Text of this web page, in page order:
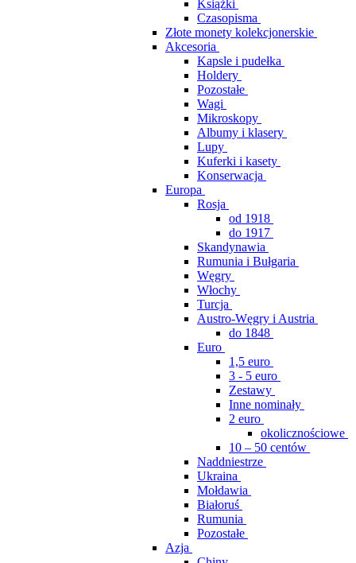
Książki
Czasopisma
Złote monety kolekcjonerskie
Akcesoria
Kapsle i pudełka
Holdery
Pozostałe
Wagi
Mikroskopy
Albumy i klasery
Lupy
Kuferki i kasety
Konserwacja
Europa
Rosja
od 1918
do 1917
Skandynawia
Rumunia i Bułgaria
Węgry
Włochy
Turcja
Austro-Węgry i Austria
do 1848
Euro
1,5 euro
3 - 5 euro
Zestawy
Inne nominały
2 euro
okolicznościowe
10 – 50 centów
Naddniestrze
Ukraina
Mołdawia
Białoruś
Rumunia
Pozostałe
Azja